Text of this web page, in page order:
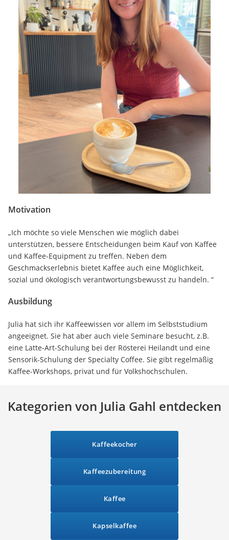
Motivation
„Ich möchte so viele Menschen wie möglich dabei
unterstützen, bessere Entscheidungen beim Kauf von Kaffee
und Kaffee-Equipment zu treffen. Neben dem
Geschmackserlebnis bietet Kaffee auch eine Möglichkeit,
sozial und ökologisch verantwortungsbewusst zu handeln. “
Ausbildung
Julia hat sich ihr Kaffeewissen vor allem im Selbststudium
angeeignet. Sie hat aber auch viele Seminare besucht, z.B.
eine Latte-Art-Schulung bei der Rösterei Heilandt und eine
Sensorik-Schulung der Specialty Coffee. Sie gibt regelmäßig
Kaffee-Workshops, privat und für Volkshochschulen.
Kategorien von Julia Gahl entdecken
Kaffeekocher
Kaffeezubereitung
Kaffee
Kapselkaffee